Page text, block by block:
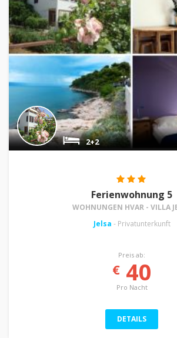
2+2
Ferienwohnung 5
WOHNUNGEN HVAR - VILLA
Jelsa - Privatunterkunft
Preis ab:
€40
Pro Nacht
DETAILS